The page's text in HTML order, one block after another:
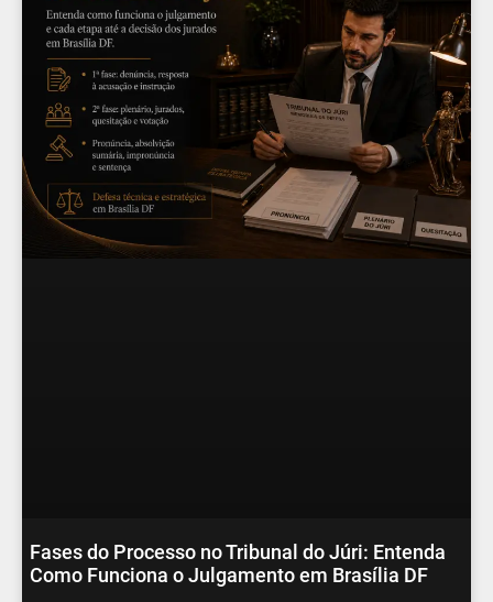
Fases do Processo no Tribunal do Júri: Entenda
Como Funciona o Julgamento em Brasília DF